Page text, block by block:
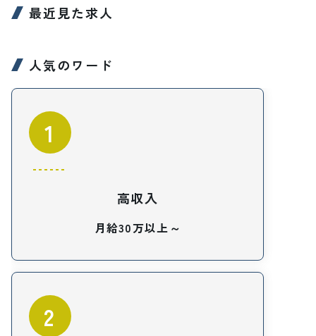
最近見た求人
人気のワード
1
高収入
月給30万以上～
2